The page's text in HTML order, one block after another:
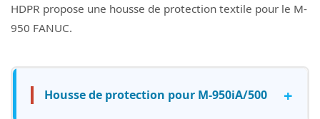
HDPR propose une housse de protection textile pour le M-
950 FANUC.
Housse de protection pour M-950iA/500 +